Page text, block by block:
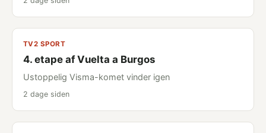
TV2 SPORT
4. etape af Vuelta a Burgos
Ustoppelig Visma-komet vinder igen
2 dage siden